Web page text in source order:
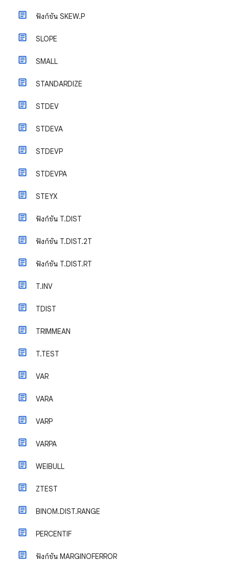
ฟังก์ชัน SKEW.P
SLOPE
SMALL
STANDARDIZE
STDEV
STDEVA
STDEVP
STDEVPA
STEYX
ฟังก์ชัน T.DIST
ฟังก์ชัน T.DIST.2T
ฟังก์ชัน T.DIST.RT
T.INV
TDIST
TRIMMEAN
T.TEST
VAR
VARA
VARP
VARPA
WEIBULL
ZTEST
BINOM.DIST.RANGE
PERCENTIF
ฟังก์ชัน MARGINOFERROR